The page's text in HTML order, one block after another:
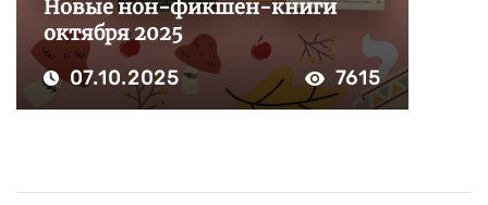
Новые нон-фикшен-книги
октября 2025
07.10.2025 7615